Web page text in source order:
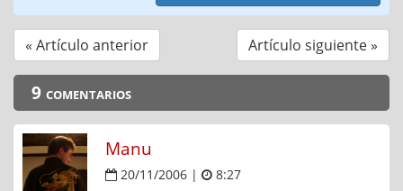
« Artículo anterior Artículo siguiente »
9 comentarios
Manu
20/11/2006 | 8:27